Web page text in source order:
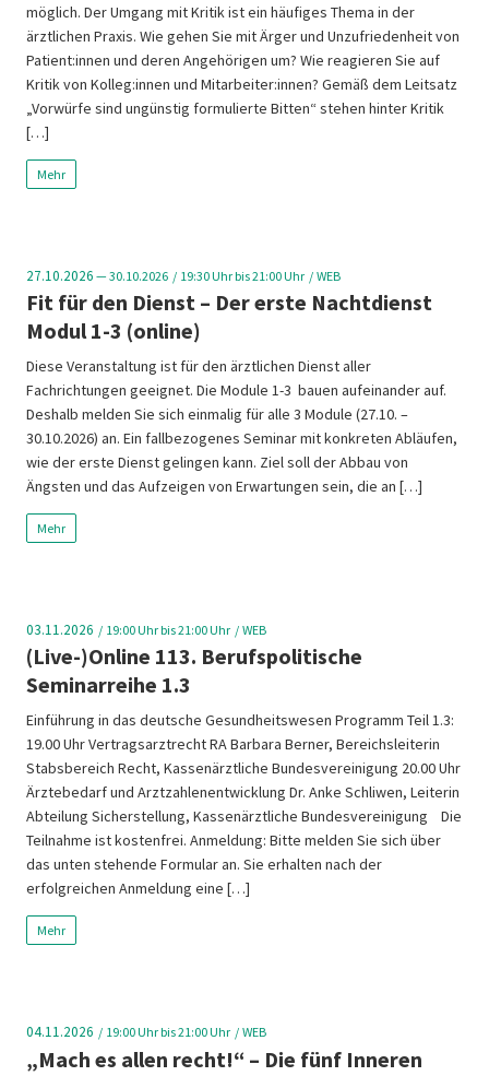
möglich. Der Umgang mit Kritik ist ein häufiges Thema in der
ärztlichen Praxis. Wie gehen Sie mit Ärger und Unzufriedenheit von
Patient:innen und deren Angehörigen um? Wie reagieren Sie auf
Kritik von Kolleg:innen und Mitarbeiter:innen? Gemäß dem Leitsatz
„Vorwürfe sind ungünstig formulierte Bitten“ stehen hinter Kritik
[…]
Mehr
27.10.2026 — 30.10.2026 19:30Uhr bis 21:00 Uhr WEB
Fit für den Dienst – Der erste Nachtdienst
Modul 1-3 (online)
Diese Veranstaltung ist für den ärztlichen Dienst aller
Fachrichtungen geeignet. Die Module 1-3 bauen aufeinander auf.
Deshalb melden Sie sich einmalig für alle 3 Module (27.10. –
30.10.2026) an. Ein fallbezogenes Seminar mit konkreten Abläufen,
wie der erste Dienst gelingen kann. Ziel soll der Abbau von
Ängsten und das Aufzeigen von Erwartungen sein, die an […]
Mehr
03.11.2026 19:00Uhr bis 21:00 Uhr WEB
(Live-)Online 113. Berufspolitische
Seminarreihe 1.3
Einführung in das deutsche Gesundheitswesen Programm Teil 1.3:
19.00 Uhr Vertragsarztrecht RA Barbara Berner, Bereichsleiterin
Stabsbereich Recht, Kassenärztliche Bundesvereinigung 20.00 Uhr
Ärztebedarf und Arztzahlenentwicklung Dr. Anke Schliwen, Leiterin
Abteilung Sicherstellung, Kassenärztliche Bundesvereinigung Die
Teilnahme ist kostenfrei. Anmeldung: Bitte melden Sie sich über
das unten stehende Formular an. Sie erhalten nach der
erfolgreichen Anmeldung eine […]
Mehr
04.11.2026 19:00Uhr bis 21:00 Uhr WEB
„Mach es allen recht!“ – Die fünf Inneren